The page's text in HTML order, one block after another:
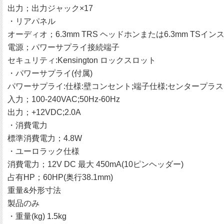
出力；出力ジャック×17
・リアパネル
オーディオ；6.3mm TRS ヘッドホンまたは6.3mm TSイン
電源；パワーサプライ接続端子
セキュリティ:Kensington ロックスロット
・パワーサプライ(付属)
パワーサプライ:仕様:壁コンセント;端子仕様;センタープラス
入力；100-240VAC;50Hz-60Hz
出力；+12VDC;2.0A
・消費電力
標準消費電力；4.8W
・ユーロラック仕様
消費電力；12V DC 最大 450mA(10ピンヘッダー)
占有HP；60HP(奥行38.1mm)
重量&外形寸法
製品のみ
・重量(kg) 1.5kg